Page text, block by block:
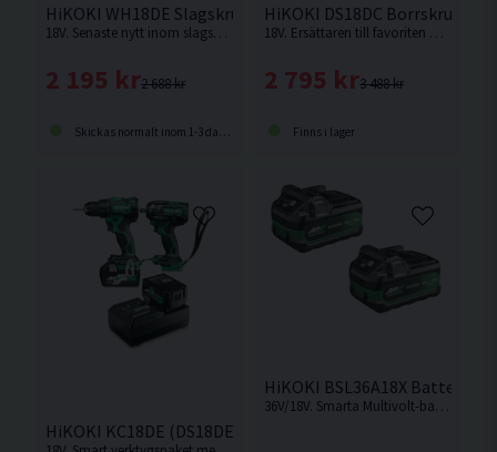
HiKOKI WH18DE Slagskruvdragare 18V HSC
18V. Senaste nytt inom slagskruvdragare från HiKOKI. Levereras utan batteri och laddare.
2 688 kr
2 195 kr
Skickas normalt inom 1-3 dagar
HiKOKI DS18DC
18V. Ersättaren till favoriten DS18DBL2. Borrskruvdragare med RFC funktion vilket förhindrar att maskinen slår runt om det fastnar vid tex borrning. Levereras utan batteri och laddare.
3 488 kr
2 795 kr
Finns i lager
HiKOKI KC18DE (DS18DE/WR18DH) Verktygspaket 18V
HiKOKI BSL36A18X
36V/18V. Smarta Multivolt-batterier som ändrar volt-nivå beroende på vilken maskin som används. Ersättaren till BSL36A18. Levereras i 2-pack.